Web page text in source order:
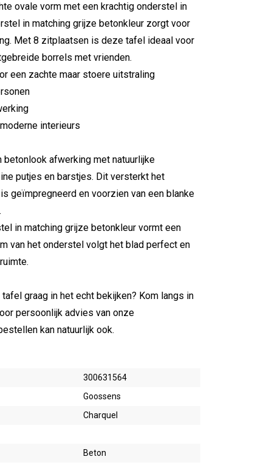
ovale vorm met een krachtig onderstel in
in matching grijze betonkleur zorgt voor
Met 8 zitplaatsen is deze tafel ideaal voor
borrels met vrienden.
een zachte maar stoere uitstraling
interieurs
afwerking met natuurlijke
putjes en barstjes. Dit versterkt het
geïmpregneerd en voorzien van een blanke
in matching grijze betonkleur vormt een
van het onderstel volgt het blad perfect en
graag in het echt bekijken? Kom langs in
persoonlijk advies van onze
kan natuurlijk ook.
300631564
Goossens
Charquel
Beton